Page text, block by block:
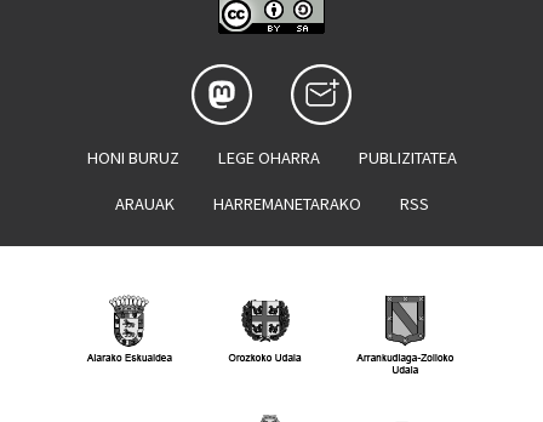
HONI BURUZ LEGE OHARRA PUBLIZITATEA
ARAUAK HARREMANETARAKO RSS